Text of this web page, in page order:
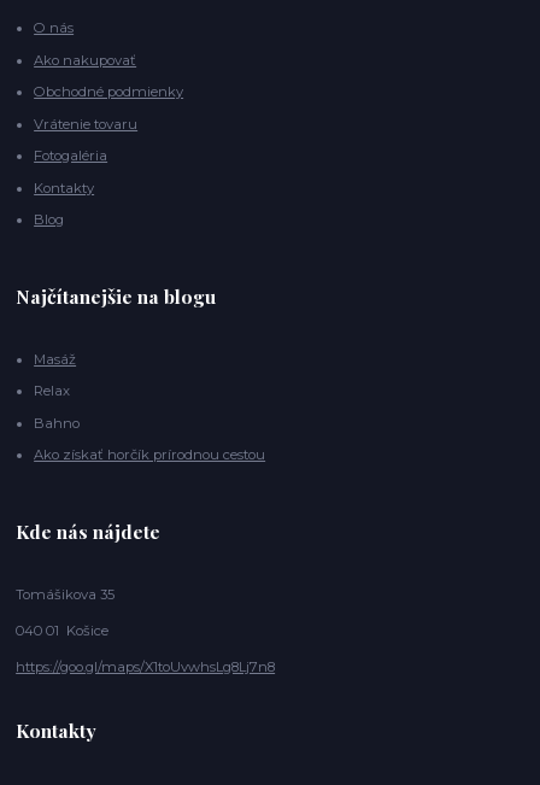
O nás
Ako nakupovať
Obchodné podmienky
Vrátenie tovaru
Fotogaléria
Kontakty
Blog
Najčítanejšie na blogu
Masáž
Relax
Bahno
Ako získať horčík prírodnou cestou
Kde nás nájdete
Tomášikova 35
040 01 Košice
https://goo.gl/maps/X1toUvwhsLg8Lj7n8
Kontakty